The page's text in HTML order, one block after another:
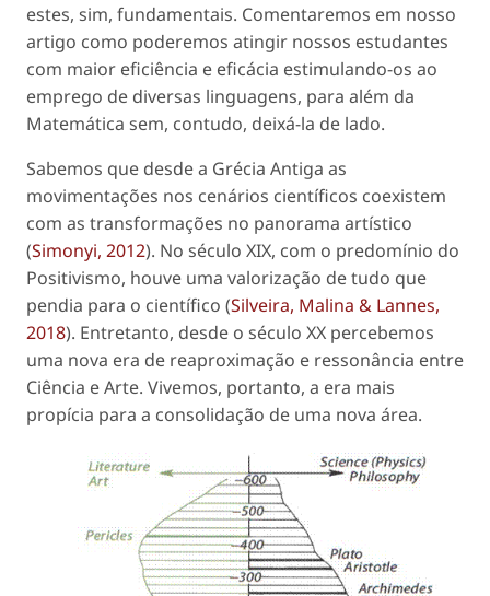
estes, sim, fundamentais. Comentaremos em nosso
artigo como poderemos atingir nossos estudantes
com maior eficiência e eficácia estimulando-os ao
emprego de diversas linguagens, para além da
Matemática sem, contudo, deixá-la de lado.
Sabemos que desde a Grécia Antiga as
movimentações nos cenários científicos coexistem
com as transformações no panorama artístico
(Simonyi, 2012). No século XIX, com o predomínio do
Positivismo, houve uma valorização de tudo que
pendia para o científico (Silveira, Malina & Lannes,
2018). Entretanto, desde o século XX percebemos
uma nova era de reaproximação e ressonância entre
Ciência e Arte. Vivemos, portanto, a era mais
propícia para a consolidação de uma nova área.